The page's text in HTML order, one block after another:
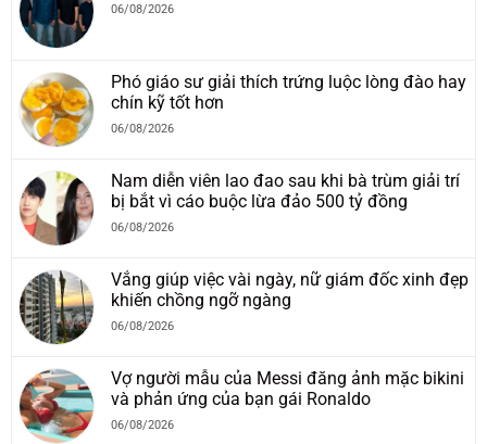
06/08/2026
Phó giáo sư giải thích trứng luộc lòng đào hay
chín kỹ tốt hơn
06/08/2026
Nam diễn viên lao đao sau khi bà trùm giải trí
bị bắt vì cáo buộc lừa đảo 500 tỷ đồng
06/08/2026
Vắng giúp việc vài ngày, nữ giám đốc xinh đẹp
khiến chồng ngỡ ngàng
06/08/2026
Vợ người mẫu của Messi đăng ảnh mặc bikini
và phản ứng của bạn gái Ronaldo
06/08/2026